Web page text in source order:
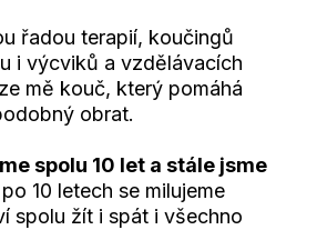
řadou terapií, koučingů
i výcviků a vzdělávacích
mě kouč, který pomáhá
obrat.
spolu 10 let a stále jsme
po 10 letech se milujeme
spolu žít i spát i všechno